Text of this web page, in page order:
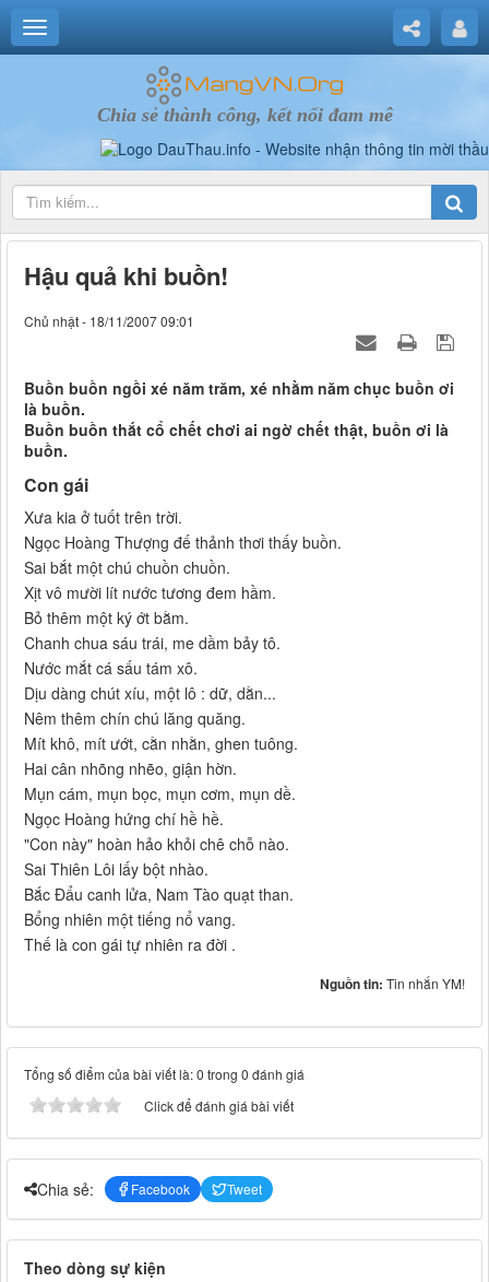
Chia sẻ thành công, kết nối đam mê
Hậu quả khi buồn!
Chủ nhật - 18/11/2007 09:01
Buồn buồn ngồi xé năm trăm, xé nhằm năm chục buồn ơi
là buồn.
Buồn buồn thắt cổ chết chơi ai ngờ chết thật, buồn ơi là
buồn.
Con gái
Xưa kia ở tuốt trên trời.
Ngọc Hoàng Thượng đế thảnh thơi thấy buồn.
Sai bắt một chú chuồn chuồn.
Xịt vô mười lít nước tương đem hầm.
Bỏ thêm một ký ớt bằm.
Chanh chua sáu trái, me dầm bảy tô.
Nước mắt cá sấu tám xô.
Dịu dàng chút xíu, một lô : dữ, dằn...
Nêm thêm chín chú lăng quăng.
Mít khô, mít ướt, cằn nhằn, ghen tuông.
Hai cân nhõng nhẽo, giận hờn.
Mụn cám, mụn bọc, mụn cơm, mụn dề.
Ngọc Hoàng hứng chí hề hề.
"Con này" hoàn hảo khỏi chê chỗ nào.
Sai Thiên Lôi lấy bột nhào.
Bắc Đẩu canh lửa, Nam Tào quạt than.
Bổng nhiên một tiếng nổ vang.
Thế là con gái tự nhiên ra đời .
Nguồn tin: Tin nhắn YM!
Tổng số điểm của bài viết là: 0 trong 0 đánh giá
Click để đánh giá bài viết
Chia sẻ: Facebook Tweet
Theo dòng sự kiện